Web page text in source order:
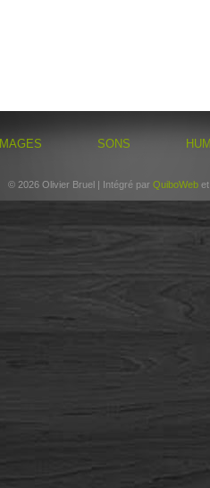
IMAGES SONS
© 2026 Olivier Bruel | Intégré par QuiboWeb